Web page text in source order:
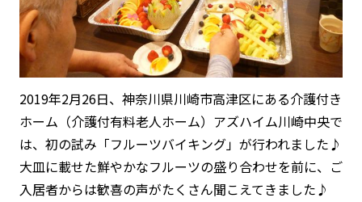
2019年2月26日、神奈川県川崎市高津区にある介護付き
ホーム（介護付有料老人ホーム）アズハイム川崎中央で
は、初の試み「フルーツバイキング」が行われました♪
大皿に載せた鮮やかなフルーツの盛り合わせを前に、ご
入居者からは歓喜の声がたくさん聞こえてきました♪